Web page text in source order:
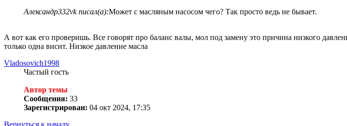
Александр332vk писал(а):Может с масляным насосом чего? Так просто ведь не бывает.
А вот как его проверишь. Все говорят про баланс валы, мол под замену это причина низкого
только одна висит. Низкое давление масла
Vladosovich1998
Частый гость
Автор темы
Сообщения: 33
Зарегистрирован: 04 окт 2024, 17:35
Вернуться к началу